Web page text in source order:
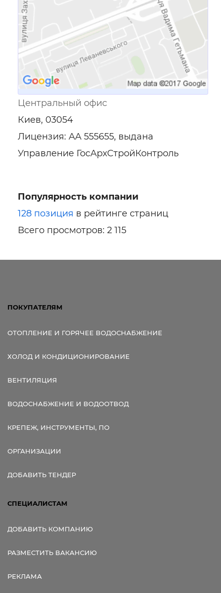
Центральный офис
Киев, 03054
Лицензия: АА 555655, выдана
Управление ГосАрхСтройКонтроль
Популярность компании
128 позиция в рейтинге страниц
Всего просмотров: 2 115
ПОКУПАТЕЛЯМ
ОТОПЛЕНИЕ И ГОРЯЧЕЕ ВОДОСНАБЖЕНИЕ
ХОЛОД И КОНДИЦИОНИРОВАНИЕ
ВЕНТИЛЯЦИЯ
ВОДОСНАБЖЕНИЕ И ВОДООТВОД
КРЕПЕЖ, ИНСТРУМЕНТЫ, ПО
ОРГАНИЗАЦИИ
ДОБАВИТЬ ТЕНДЕР
СПЕЦИАЛИСТАМ
ДОБАВИТЬ КОМПАНИЮ
РАЗМЕСТИТЬ ВАКАНСИЮ
РЕКЛАМА